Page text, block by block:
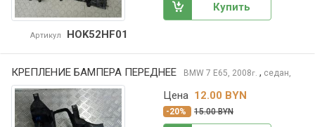
Артикул HOK52HF01
Купить
КРЕПЛЕНИЕ БАМПЕРА ПЕРЕДНЕЕ BMW 7 E65, 2008г. , седан,
Цена 12.00 BYN
-20% 15.00 BYN